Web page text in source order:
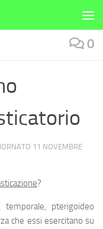
0
11 NOVEMBRE
?
pterigoideo
che essi esercitano su